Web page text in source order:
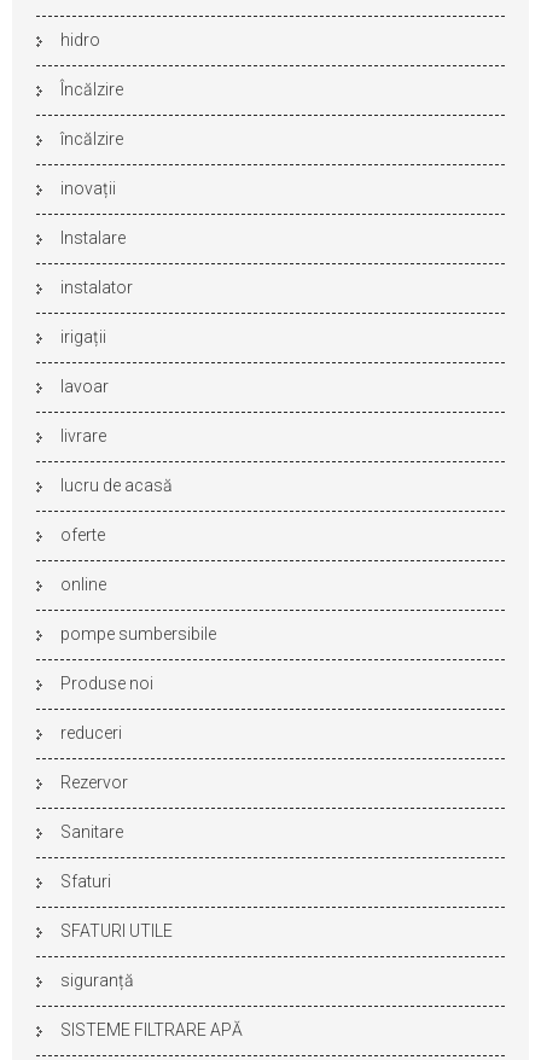
hidro
Încălzire
încălzire
inovații
Instalare
instalator
irigații
lavoar
livrare
lucru de acasă
oferte
online
pompe sumbersibile
Produse noi
reduceri
Rezervor
Sanitare
Sfaturi
SFATURI UTILE
siguranță
SISTEME FILTRARE APĂ